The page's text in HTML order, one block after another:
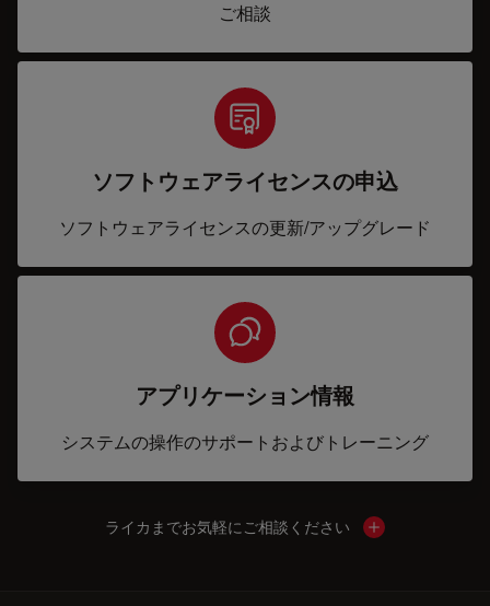
ご相談
ソフトウェアライセンスの申込
ソフトウェアライセンスの更新/アップグレード
アプリケーション情報
システムの操作のサポートおよびトレーニング
ライカまでお気軽にご相談ください Show local